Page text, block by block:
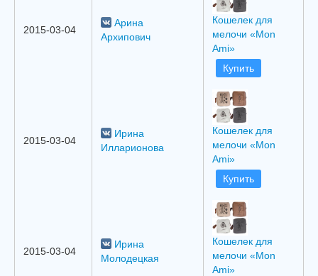
2015-03-04
Арина
Архипович
Кошелек для
мелочи «Mon
Ami»
Купить
2015-03-04
Ирина
Илларионова
Кошелек для
мелочи «Mon
Ami»
Купить
2015-03-04
Ирина
Молодецкая
Кошелек для
мелочи «Mon
Ami»